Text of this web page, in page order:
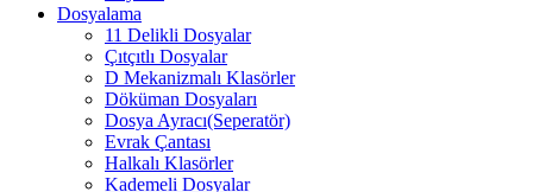
Dosyalama
11 Delikli Dosyalar
Çıtçıtlı Dosyalar
D Mekanizmalı Klasörler
Döküman Dosyaları
Dosya Ayracı(Seperatör)
Evrak Çantası
Halkalı Klasörler
Kademeli Dosyalar